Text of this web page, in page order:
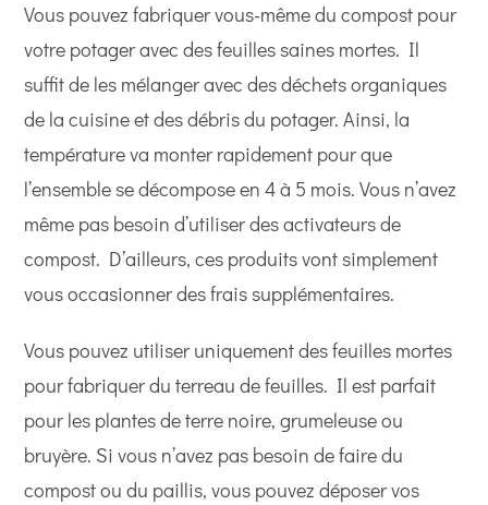
Vous pouvez fabriquer vous-même du compost pour
votre potager avec des feuilles saines mortes. Il
suffit de les mélanger avec des déchets organiques
de la cuisine et des débris du potager. Ainsi, la
température va monter rapidement pour que
l’ensemble se décompose en 4 à 5 mois. Vous n’avez
même pas besoin d’utiliser des activateurs de
compost. D’ailleurs, ces produits vont simplement
vous occasionner des frais supplémentaires.
Vous pouvez utiliser uniquement des feuilles mortes
pour fabriquer du terreau de feuilles. Il est parfait
pour les plantes de terre noire, grumeleuse ou
bruyère. Si vous n’avez pas besoin de faire du
compost ou du paillis, vous pouvez déposer vos